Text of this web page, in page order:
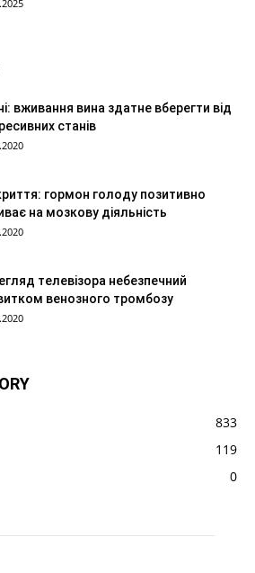
вживання вина здатне вберегти від
станів
гормон голоду позитивно
на мозкову діяльність
телевізора небезпечний
венозного тромбозу
833
119
0